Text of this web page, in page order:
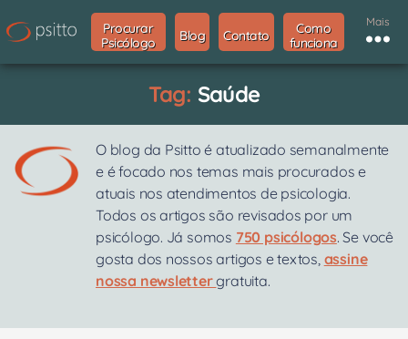
Procurar
Psicólogo
Blog Contato
Como
funciona
Mais
Tag: Saúde
O blog da Psitto é atualizado semanalmente
e é focado nos temas mais procurados e
atuais nos atendimentos de psicologia.
Todos os artigos são revisados por um
psicólogo. Já somos 750 psicólogos. Se você
gosta dos nossos artigos e textos, assine
nossa newslettergratuita.